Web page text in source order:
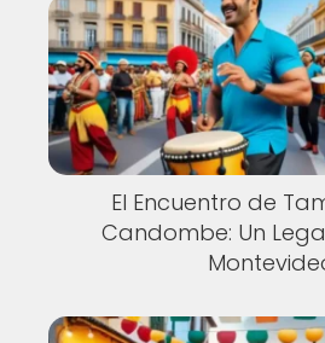
El Encuentro de
Candombe: Un